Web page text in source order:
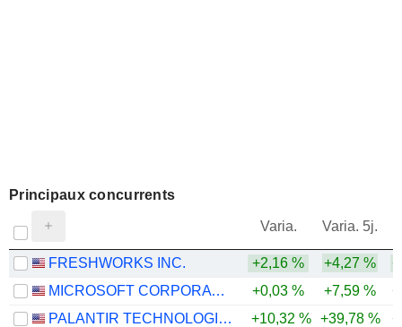
Principaux concurrents
Varia. Varia. 5j.
FRESHWORKS INC.
+2,16 % +4,27 %
MICROSOFT CORPORATION
+0,03 % +7,59 %
PALANTIR TECHNOLOGIES INC.
+10,32 % +39,78 %